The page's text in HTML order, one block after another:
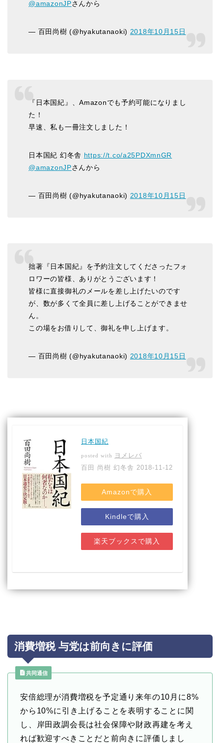
@amazonJPさんから
— 百田尚樹 (@hyakutanaoki) 2018年10月15日
『日本国紀』、Amazonでも予約可能になりまし
た！
早速、私も一冊注文しました！
日本国紀 幻冬舎 https://t.co/a25PDXmnGR
@amazonJPさんから
— 百田尚樹 (@hyakutanaoki) 2018年10月15日
拙著『日本国紀』を予約注文してくださったフォ
ロワーの皆様、ありがとうございます！
皆様に直接御礼のメールを差し上げたいのです
が、数が多くて全員に差し上げることができませ
ん。
この場をお借りして、御礼を申し上げます。
— 百田尚樹 (@hyakutanaoki) 2018年10月15日
日本国紀
posted with
ヨメレバ
百田 尚樹 幻冬舎 2018-11-12
Amazonで購入
Kindleで購入
楽天ブックスで購入
消費増税 与党は前向きに評価
共同通信
安倍総理が消費増税を予定通り来年の10月に8%
から10%に引き上げることを表明することに関
し、岸田政調会長は社会保障や財政再建を考え
れば歓迎すべきことだと前向きに評価しまし